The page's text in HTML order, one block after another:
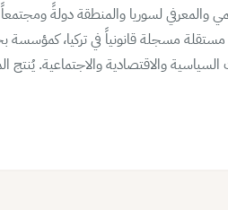
لسوريا والمنطقة دولةً ومجتمعاً
مسجلة قانونياً في تركيا،
والاقتصادية والاجتماعية. يُنتج